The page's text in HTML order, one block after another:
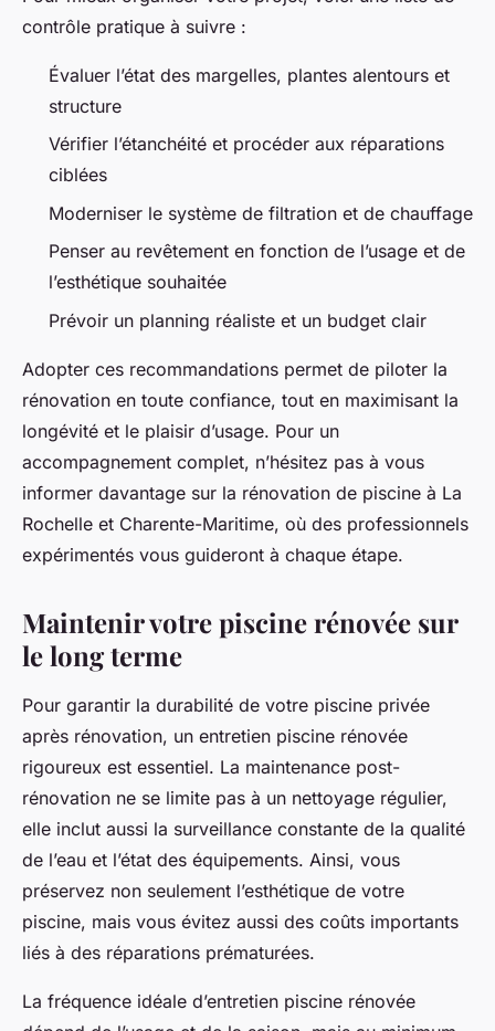
contrôle pratique à suivre :
Évaluer l’état des margelles, plantes alentours et
structure
Vérifier l’étanchéité et procéder aux réparations
ciblées
Moderniser le système de filtration et de chauffage
Penser au revêtement en fonction de l’usage et de
l’esthétique souhaitée
Prévoir un planning réaliste et un budget clair
Adopter ces recommandations permet de piloter la
rénovation en toute confiance, tout en maximisant la
longévité et le plaisir d’usage. Pour un
accompagnement complet, n’hésitez pas à vous
informer davantage sur la rénovation de piscine à La
Rochelle et Charente-Maritime, où des professionnels
expérimentés vous guideront à chaque étape.
Maintenir votre piscine rénovée sur
le long terme
Pour garantir la durabilité de votre piscine privée
après rénovation, un entretien piscine rénovée
rigoureux est essentiel. La maintenance post-
rénovation ne se limite pas à un nettoyage régulier,
elle inclut aussi la surveillance constante de la qualité
de l’eau et l’état des équipements. Ainsi, vous
préservez non seulement l’esthétique de votre
piscine, mais vous évitez aussi des coûts importants
liés à des réparations prématurées.
La fréquence idéale d’entretien piscine rénovée